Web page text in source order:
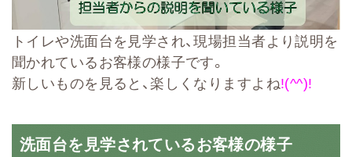
トイレや洗面台を見学され、現場担当者より説明を
聞かれているお客様の様子です。
新しいものを見ると、楽しくなりますよね!(^^)!
洗面台を見学されているお客様の様子